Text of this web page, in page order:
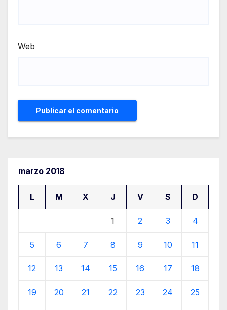
Web
marzo 2018
L M X J V S D
1 2 3 4
5 6 7 8 9 10 11
12 13 14 15 16 17 18
19 20 21 22 23 24 25